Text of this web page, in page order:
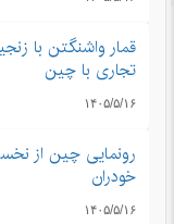
قمار واشنگتن با
تجاری با چین
۱۴۰۵/۵/۱۶
رونمایی چین از
خودران
۱۴۰۵/۵/۱۶